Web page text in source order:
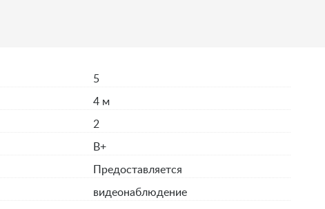
5
4 м
2
B+
Предоставляется
видеонаблюдение